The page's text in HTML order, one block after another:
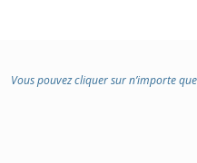
Vous pouvez cliquer sur n’importe